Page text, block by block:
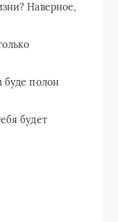
Наверное,
буде полон
будет